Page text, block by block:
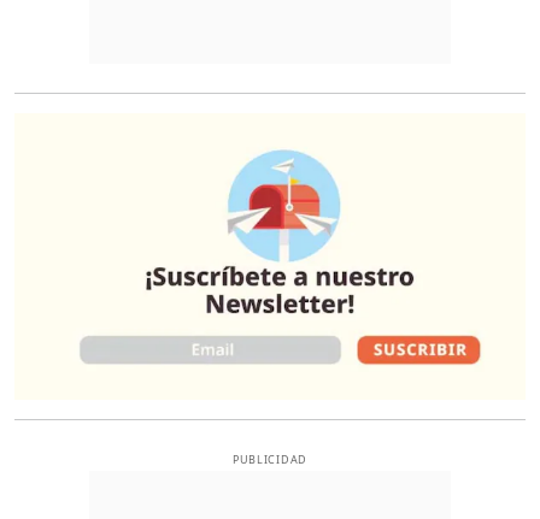
PUBLICIDAD